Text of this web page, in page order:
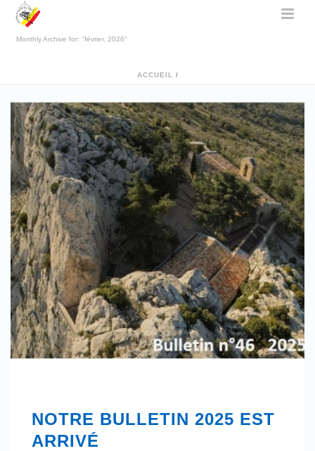
Monthly Archive for: "février, 2026"
ACCUEIL /
NOTRE BULLETIN 2025 EST
ARRIVÉ